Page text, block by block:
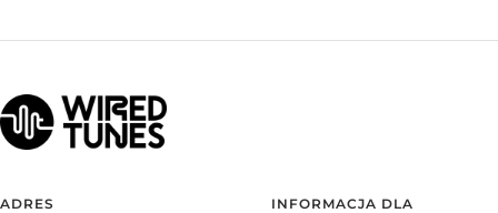
ADRES
INFORMACJA DLA